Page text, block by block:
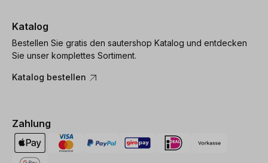
Katalog
Bestellen Sie gratis den sautershop Katalog und entdecken
Sie unser komplettes Sortiment.
Katalog bestellen
Zahlung